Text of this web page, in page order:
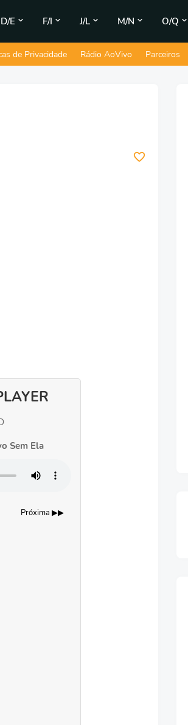
D/E F/I J/L M/N O/Q
de Privacidade Rádio AoVivo Parceiros
Sem Ela
Próxima ▶▶